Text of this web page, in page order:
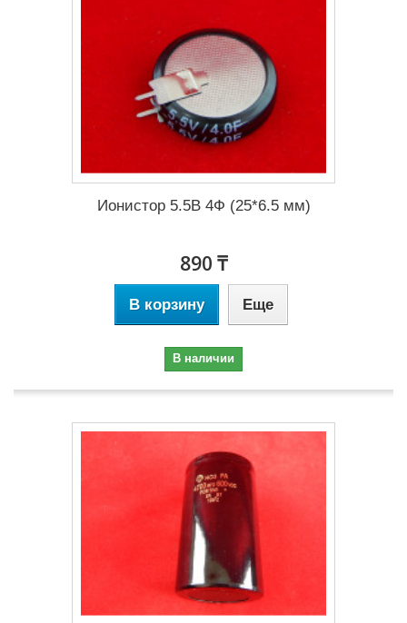
Ионистор 5.5В 4Ф (25*6.5 мм)
890 ₸
В корзину Еще
В наличии